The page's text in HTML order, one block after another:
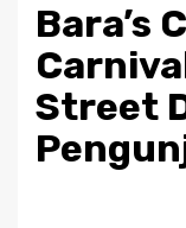
Bara’s
Street